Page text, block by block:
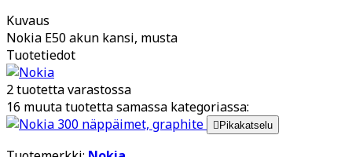
Kuvaus
Nokia E50 akun kansi, musta
Tuotetiedot
2 tuotetta varastossa
16 muuta tuotetta samassa kategoriassa:
Pikakatselu